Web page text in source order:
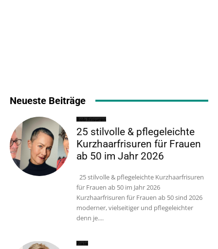
Neueste Beiträge
Bob Frisuren
25 stilvolle & pflegeleichte
Kurzhaarfrisuren für Frauen
ab 50 im Jahr 2026
25 stilvolle & pflegeleichte Kurzhaarfrisuren
für Frauen ab 50 im Jahr 2026
Kurzhaarfrisuren für Frauen ab 50 sind 2026
moderner, vielseitiger und pflegeleichter
denn je....
Pixie